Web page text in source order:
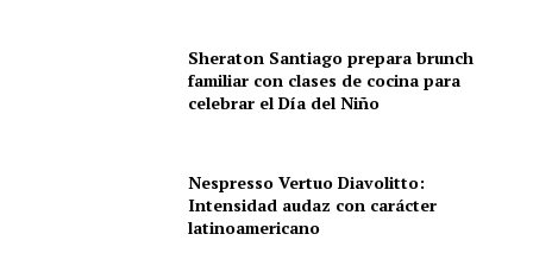
Sheraton Santiago prepara brunch
familiar con clases de cocina para
celebrar el Día del Niño
Nespresso Vertuo Diavolitto:
Intensidad audaz con carácter
latinoamericano